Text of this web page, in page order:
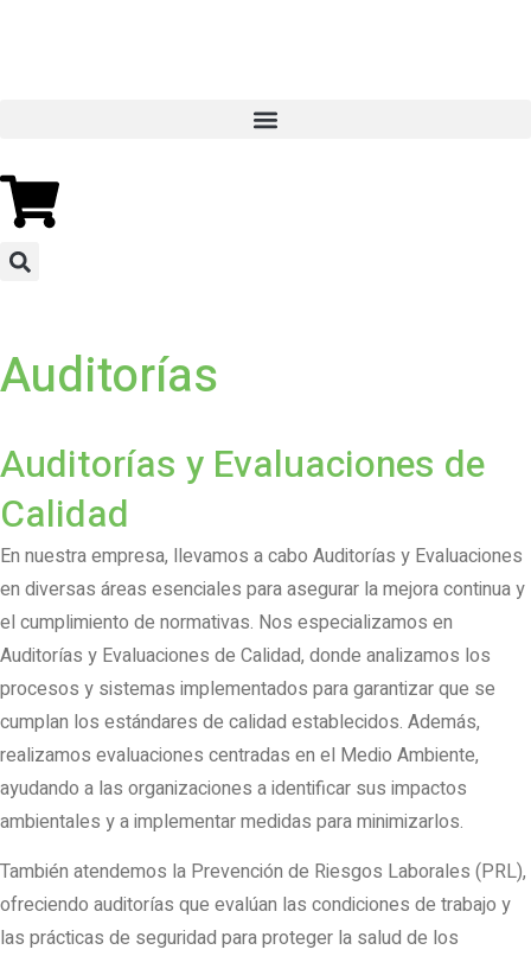
Auditorías
Auditorías y Evaluaciones de
Calidad
En nuestra empresa, llevamos a cabo Auditorías y Evaluaciones
en diversas áreas esenciales para asegurar la mejora continua y
el cumplimiento de normativas. Nos especializamos en
Auditorías y Evaluaciones de Calidad, donde analizamos los
procesos y sistemas implementados para garantizar que se
cumplan los estándares de calidad establecidos. Además,
realizamos evaluaciones centradas en el Medio Ambiente,
ayudando a las organizaciones a identificar sus impactos
ambientales y a implementar medidas para minimizarlos.
También atendemos la Prevención de Riesgos Laborales (PRL),
ofreciendo auditorías que evalúan las condiciones de trabajo y
las prácticas de seguridad para proteger la salud de los